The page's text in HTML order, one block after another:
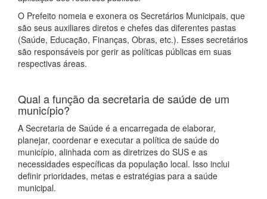
O Prefeito nomeia e exonera os Secretários Municipais, que
são seus auxiliares diretos e chefes das diferentes pastas
(Saúde, Educação, Finanças, Obras, etc.). Esses secretários
são responsáveis por gerir as políticas públicas em suas
respectivas áreas.
Qual a função da secretaria de saúde de um
município?
A Secretaria de Saúde é a encarregada de elaborar,
planejar, coordenar e executar a política de saúde do
município, alinhada com as diretrizes do SUS e as
necessidades específicas da população local. Isso inclui
definir prioridades, metas e estratégias para a saúde
municipal.